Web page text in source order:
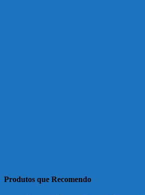
Produtos que Recomendo